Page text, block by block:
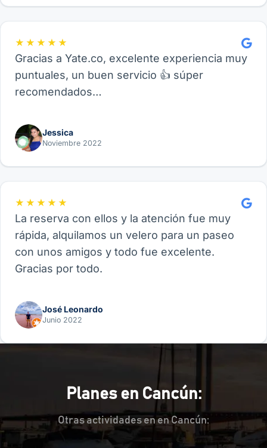
★★★★★
Gracias a Yate.co, excelente experiencia muy
puntuales, un buen servicio 👍 súper
recomendados…
Jessica
Noviembre 2022
★★★★★
La reserva con ellos y la atención fue muy
rápida, alquilamos un velero para un paseo
con unos amigos y todo fue excelente.
Gracias por todo.
José Leonardo
Junio 2022
Planes en Cancún:
Otras actividades en en Cancún: